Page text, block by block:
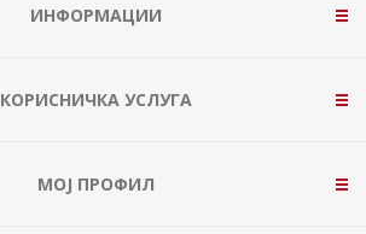
ИНФОРМАЦИИ
КОРИСНИЧКА УСЛУГА
МОЈ ПРОФИЛ